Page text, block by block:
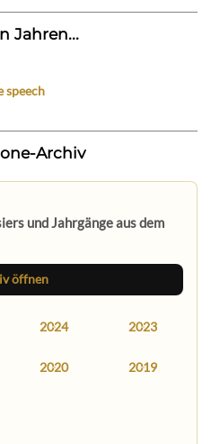
Jahren...
speech
Archiv
und Jahrgänge aus dem
öffnen
2024 2023
2020 2019